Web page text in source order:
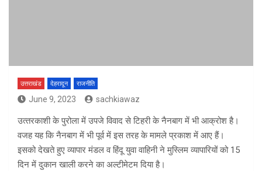
उत्तराखंड देहरादून राजनीति
June 9, 2023 sachkiawaz
उत्‍तरकाशी के पुरोला में उपजे विवाद से टिहरी के नैनबाग में भी आक्रोश है।
वजह यह कि नैनबाग में भी पूर्व में इस तरह के मामले प्रकाश में आए हैं।
इसको देखते हुए व्यापार मंडल व हिंदू युवा वाहिनी ने मुस्लिम व्यापारियों को 15
दिन में दुकान खाली करने का अल्टीमेटम दिया है।